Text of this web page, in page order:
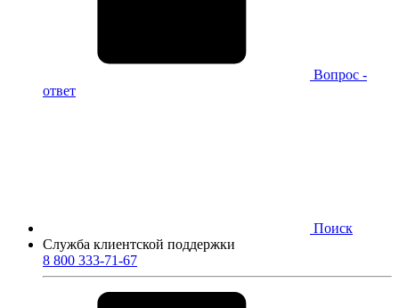
Вопрос -
ответ
Поиск
Служба клиентской поддержки
8 800 333-71-67